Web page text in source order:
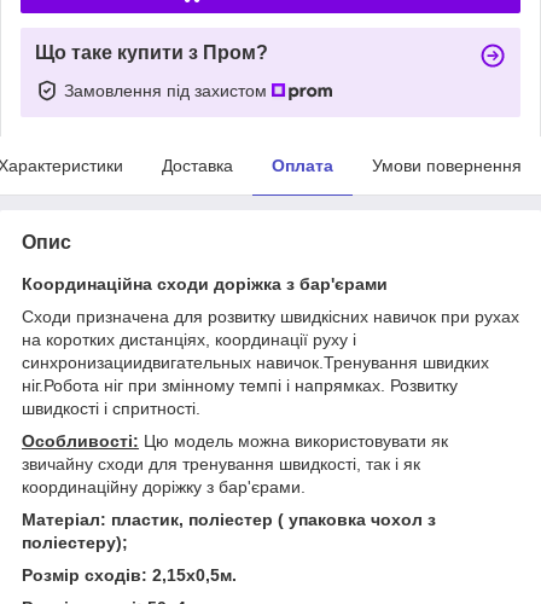
Що таке купити з Пром?
Замовлення під захистом
Доставка Оплата Умови повернення
Опис
Координаційна сходи доріжка з бар'єрами
Сходи призначена для розвитку швидкісних навичок при рухах
на коротких дистанціях, координації руху і
синхронизациидвигательных навичок.Тренування швидких
ніг.Робота ніг при змінному темпі і напрямках. Розвитку
швидкості і спритності.
Особливості: Цю модель можна використовувати як
звичайну сходи для тренування швидкості, так і як
координаційну доріжку з бар'єрами.
Матеріал: пластик, поліестер ( упаковка чохол з
поліестеру);
Розмір сходів: 2,15х0,5м.